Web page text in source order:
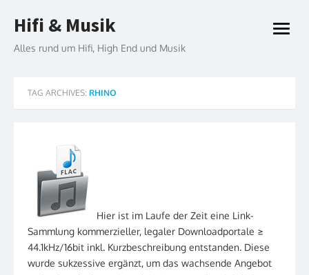
to
Hifi & Musik
Alles rund um Hifi, High End und Musik
open
TAG ARCHIVES: RHINO
Hier ist im Laufe der Zeit eine Link-
Sammlung kommerzieller, legaler Downloadportale ≥
44.1kHz/16bit inkl. Kurzbeschreibung entstanden. Diese
wurde sukzessive ergänzt, um das wachsende Angebot